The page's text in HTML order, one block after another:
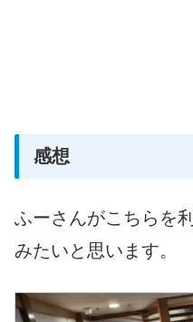
感想
ふーさんがこちらを
みたいと思います。